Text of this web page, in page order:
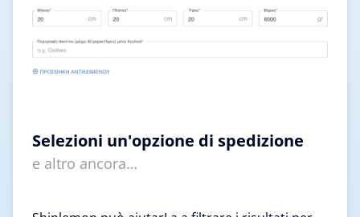
Selezioni un'opzione di spedizione
e altro ancora…